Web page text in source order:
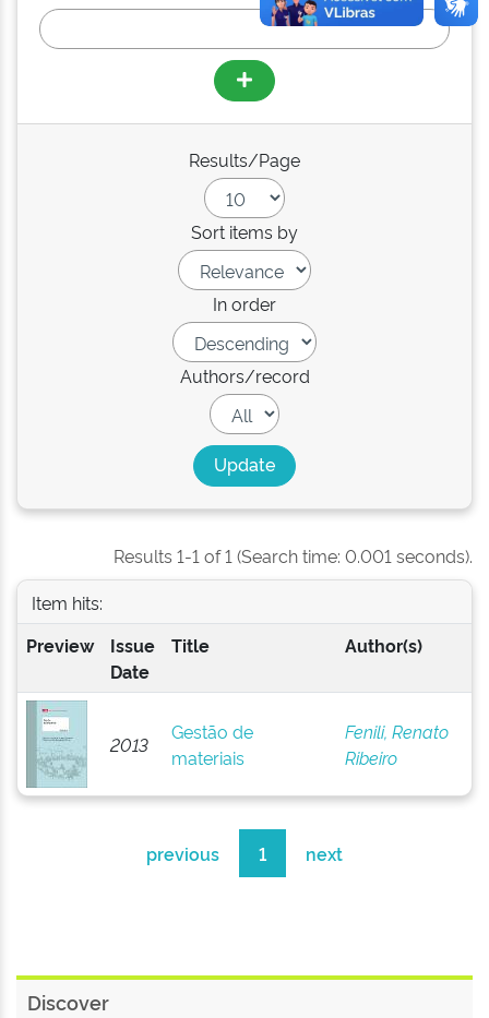
Results/Page
Sort items by
In order
Authors/record
Results 1-1 of 1 (Search time: 0.001 seconds).
Item hits:
Preview
Issue
Date
Title Author(s)
2013
Gestão de
materiais
Fenili, Renato
Ribeiro
previous 1 next
Discover